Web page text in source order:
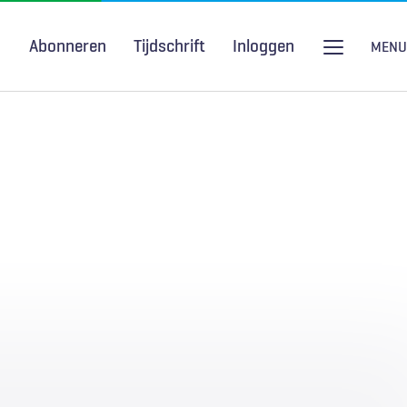
Abonneren Tijdschrift Inloggen MENU